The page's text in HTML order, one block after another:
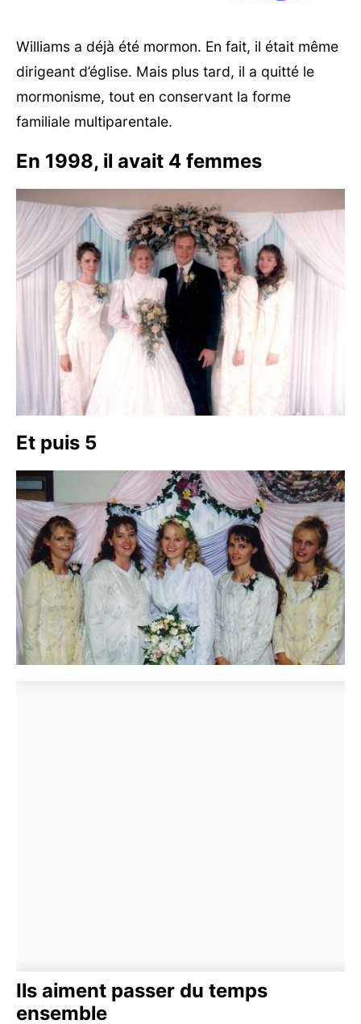
Williams a déjà été mormon. En fait, il était même
dirigeant d’église. Mais plus tard, il a quitté le
mormonisme, tout en conservant la forme
familiale multiparentale.
En 1998, il avait 4 femmes
Et puis 5
Ils aiment passer du temps
ensemble